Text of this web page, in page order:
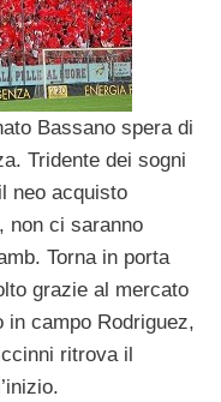
Bassano spera di
Tridente dei sogni
neo acquisto
non ci saranno
Torna in porta
grazie al mercato
campo Rodriguez,
ritrova il